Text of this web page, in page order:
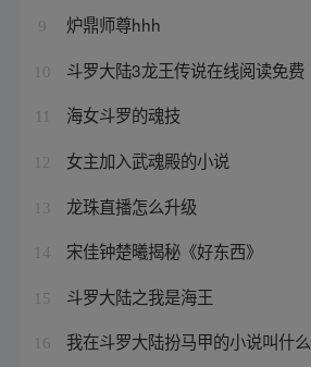
9 炉鼎师尊hhh
10 斗罗大陆3龙王传说在线阅读免费
海女斗罗的魂技
12 女主加入武魂殿的小说
13 龙珠直播怎么升级
14 宋佳钟楚曦揭秘《好东西》
15 斗罗大陆之我是海王
16 我在斗罗大陆扮马甲的小说叫什么